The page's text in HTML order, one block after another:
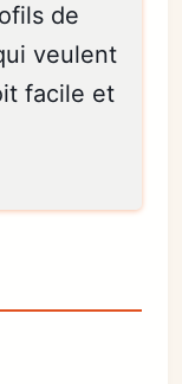
de
veulent
facile et